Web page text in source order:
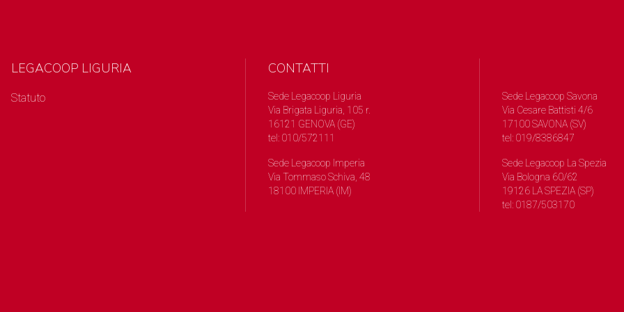
LEGACOOP LIGURIA
Statuto
CONTATTI
Sede Legacoop Liguria
Via Brigata Liguria, 105 r.
16121 GENOVA (GE)
tel: 010/572111
Sede Legacoop Imperia
Via Tommaso Schiva, 48
18100 IMPERIA (IM)
Sede Legacoop Savona
Via Cesare Battisti 4/6
17100 SAVONA (SV)
tel: 019/8386847
Sede Legacoop La Spezia
Via Bologna 60/62
19126 LA SPEZIA (SP)
tel: 0187/503170